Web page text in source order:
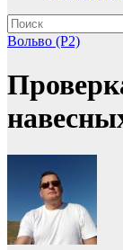
Вольво (P2)